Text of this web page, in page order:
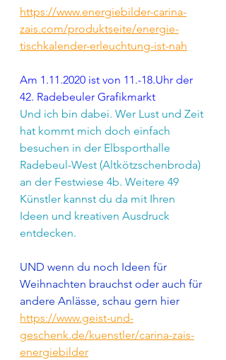
https://www.energiebilder-carina-
zais.com/produktseite/energie-
tischkalender-erleuchtung-ist-nah
Am 1.11.2020 ist von 11.-18.Uhr der
42. Radebeuler Grafikmarkt
Und ich bin dabei. Wer Lust und Zeit
hat kommt mich doch einfach
besuchen in der Elbsporthalle
Radebeul-West (Altkötzschenbroda)
an der Festwiese 4b. Weitere 49
Künstler kannst du da mit Ihren
Ideen und kreativen Ausdruck
entdecken.
UND wenn du noch Ideen für
Weihnachten brauchst oder auch für
andere Anlässe, schau gern hier
https://www.geist-und-
geschenk.de/kuenstler/carina-zais-
energiebilder